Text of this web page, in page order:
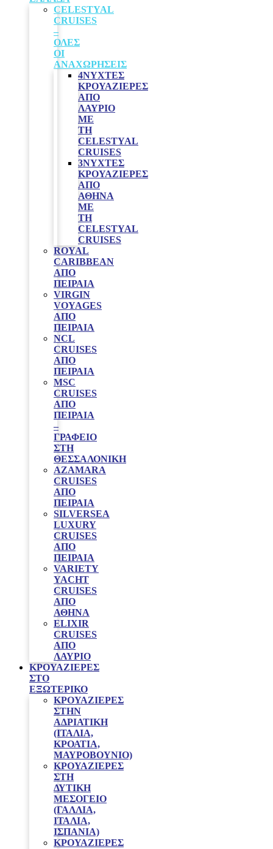
CELESTYAL
CRUISES
–
ΟΛΕΣ
ΟΙ
ΑΝΑΧΩΡΗΣΕΙΣ
4ΝΥΧΤΕΣ
ΚΡΟΥΑΖΙΈΡΕΣ
ΑΠΌ
ΛΑΎΡΙΟ
ΜΕ
ΤΗ
CELESTYAL
CRUISES
3ΝΥΧΤΕΣ
ΚΡΟΥΑΖΙΈΡΕΣ
ΑΠΌ
ΑΘΉΝΑ
ΜΕ
ΤΗ
CELESTYAL
CRUISES
ROYAL
CARIBBEAN
ΑΠΌ
ΠΕΙΡΑΙΆ
VIRGIN
VOYAGES
ΑΠΟ
ΠΕΙΡΑΙΑ
NCL
CRUISES
ΑΠΌ
ΠΕΙΡΑΙΆ
MSC
CRUISES
ΑΠΟ
ΠΕΙΡΑΙΑ
–
ΓΡΑΦΕΊΟ
ΣΤΗ
ΘΕΣΣΑΛΟΝΊΚΗ
AZAMARA
CRUISES
ΑΠΌ
ΠΕΙΡΑΙΆ
SILVERSEA
LUXURY
CRUISES
ΑΠΌ
ΠΕΙΡΑΙΆ
VARIETY
YACHT
CRUISES
ΑΠΟ
ΑΘΗΝΑ
ELIXIR
CRUISES
ΑΠΌ
ΛΑΎΡΙΟ
ΚΡΟΥΑΖΙΈΡΕΣ
ΣΤΟ
ΕΞΩΤΕΡΙΚΌ
ΚΡΟΥΑΖΙΕΡΕΣ
ΣΤΗΝ
ΑΔΡΙΑΤΙΚΗ
(ΙΤΑΛΙΑ,
ΚΡΟΑΤΙΑ,
ΜΑΥΡΟΒΟΥΝΙΟ)
ΚΡΟΥΑΖΙΕΡΕΣ
ΣΤΗ
ΔΥΤΙΚΗ
ΜΕΣΟΓΕΙΟ
(ΓΑΛΛΙΑ,
ΙΤΑΛΙΑ,
ΙΣΠΑΝΙΑ)
ΚΡΟΥΑΖΙΕΡΕΣ